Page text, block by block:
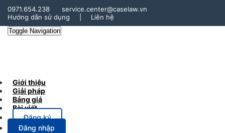
0971.654.238
service.center@caselaw.vn
Hướng dẫn sử dụng
Liên hệ
Toggle Navigation
Giới thiệu
Giải pháp
Bảng giá
Bài viết
Đăng ký
Đăng nhập